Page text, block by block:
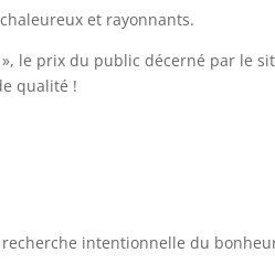
et rayonnants.
», le prix du public décerné par le
qualité !
intentionnelle du